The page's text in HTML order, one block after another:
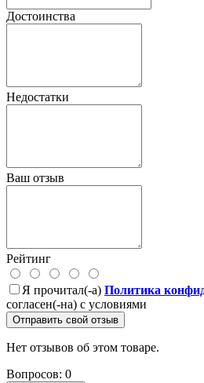
Достоинства
Недостатки
Ваш отзыв
Рейтинг
Я прочитал(-а) Политика
согласен(-на) с условиями
Отправить свой отзыв
Нет отзывов об этом товаре.
Вопросов: 0